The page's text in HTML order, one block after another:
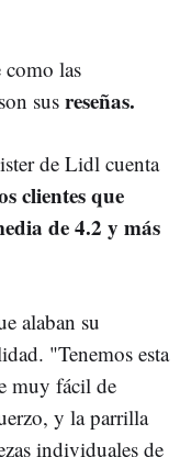
las
sus reseñas.
de Lidl cuenta
clientes que
de 4.2 y más
alaban su
"Tenemos esta
muy fácil de
y la parrilla
individuales de